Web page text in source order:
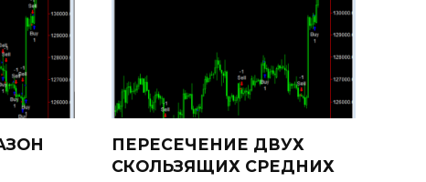
ПЕРЕСЕЧЕНИЕ ДВУХ
СКОЛЬЗЯЩИХ СРЕДНИХ